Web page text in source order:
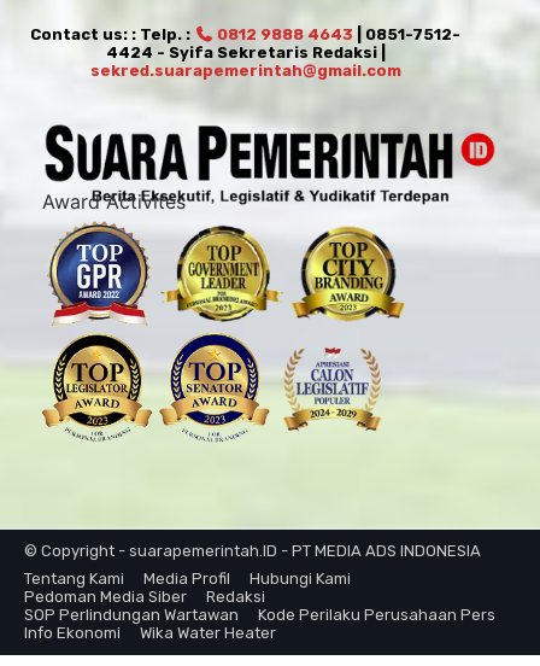
Contact us: : Telp. : 0812 9888 4643 | 0851-7512-
4424 - Syifa Sekretaris Redaksi |
sekred.suarapemerintah@gmail.com
Award Activites
© Copyright - suarapemerintah.ID - PT MEDIA ADS INDONESIA
Tentang Kami
Media Profil
Hubungi Kami
Pedoman Media Siber
Redaksi
SOP Perlindungan Wartawan
Kode Perilaku Perusahaan Pers
Info Ekonomi
Wika Water Heater